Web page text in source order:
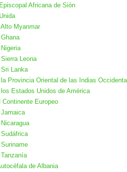
Africana de Sión
Myanmar
Leona
Lanka
la Provincia Oriental de las Indias
Estados Unidos de América
Continente Europeo
Jamaica
de Albania